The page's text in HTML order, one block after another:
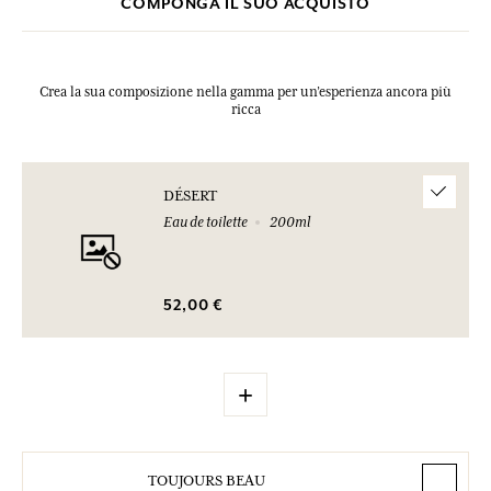
Crea la sua composizione nella gamma per un’esperienza ancora più
ricca
DÉSERT
Eau de toilette
200ml
52,00 €
+
TOUJOURS BEAU